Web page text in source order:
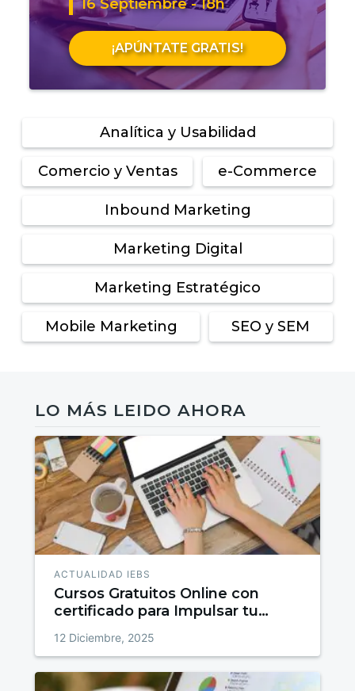
16 Septiembre - 18h
¡APÚNTATE GRATIS!
Analítica y Usabilidad
Comercio y Ventas e-Commerce
Inbound Marketing
Marketing Digital
Marketing Estratégico
Mobile Marketing SEO y SEM
LO MÁS LEIDO AHORA
ACTUALIDAD IEBS
Cursos Gratuitos Online con
certificado para Impulsar tu
12 Diciembre, 2025